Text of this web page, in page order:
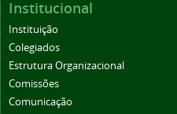
Institucional
Instituição
Colegiados
Estrutura Organizacional
Comissões
Comunicação